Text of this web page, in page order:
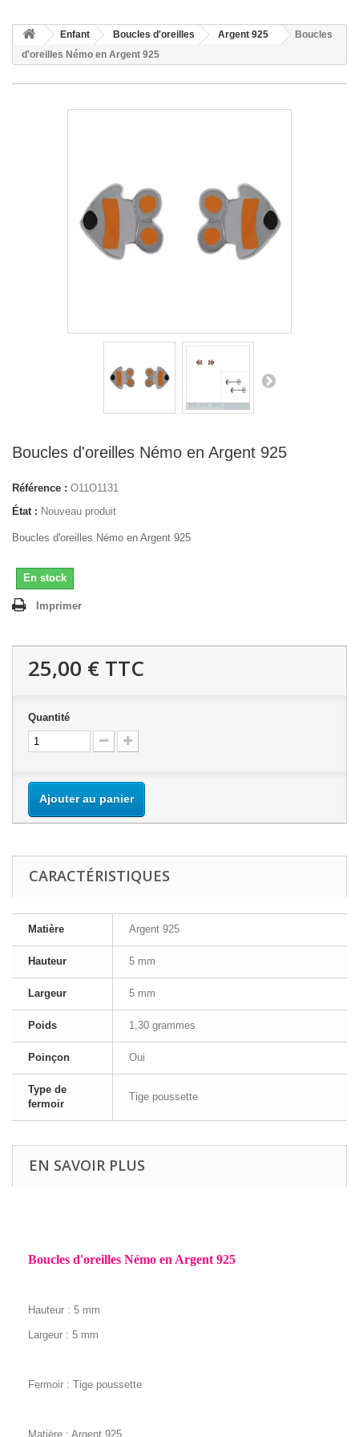
Enfant Boucles d'oreilles Argent 925
Boucles
d'oreilles Némo en Argent 925
Boucles d'oreilles Némo en Argent 925
Référence : O11O1131
État : Nouveau produit
Boucles d'oreilles Némo en Argent 925
En stock
Imprimer
25,00 € TTC
Quantité
Ajouter au panier
CARACTÉRISTIQUES
Matière Argent 925
Hauteur 5 mm
Largeur 5 mm
Poids 1,30 grammes
Poinçon Oui
Type de
fermoir
Tige poussette
EN SAVOIR PLUS
Boucles d'oreilles Némo en Argent 925
Hauteur : 5 mm
Largeur : 5 mm
Fermoir : Tige poussette
Matière : Argent 925